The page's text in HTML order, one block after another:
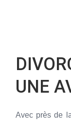
UNE
Avec près de